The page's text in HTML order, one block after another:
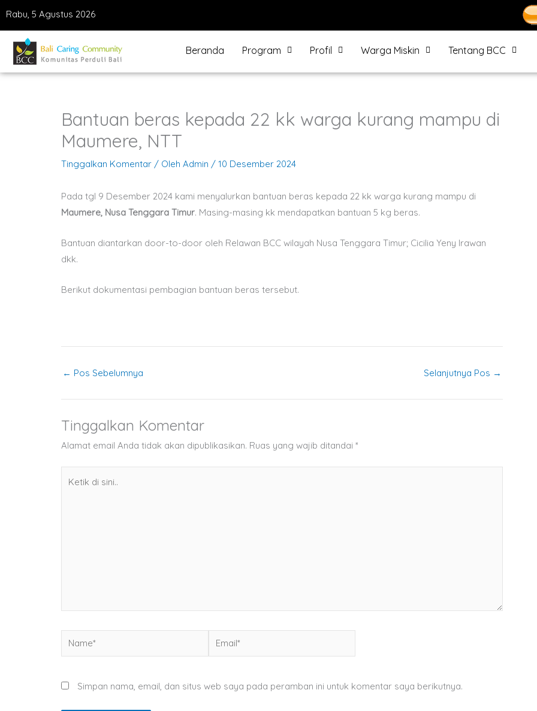
konten
Rabu, 5 Agustus 2026
Beranda Program Profil Warga Miskin Tentang BCC
Bantuan beras kepada 22 kk warga kurang mampu di
Maumere, NTT
Tinggalkan Komentar / Oleh Admin / 10 Desember 2024
Pada tgl 9 Desember 2024 kami menyalurkan bantuan beras kepada 22 kk warga kurang mampu di
Maumere, Nusa Tenggara Timur. Masing-masing kk mendapatkan bantuan 5 kg beras.
Bantuan diantarkan door-to-door oleh Relawan BCC wilayah Nusa Tenggara Timur; Cicilia Yeny Irawan
dkk.
Berikut dokumentasi pembagian bantuan beras tersebut.
← Pos Sebelumnya Selanjutnya Pos →
Tinggalkan Komentar
Alamat email Anda tidak akan dipublikasikan. Ruas yang wajib ditandai *
Name* Email*
Simpan nama, email, dan situs web saya pada peramban ini untuk komentar saya berikutnya.